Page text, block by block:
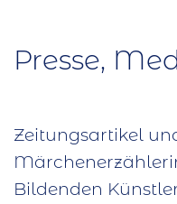
Presse,
Zeitungsartikel
Bildenden